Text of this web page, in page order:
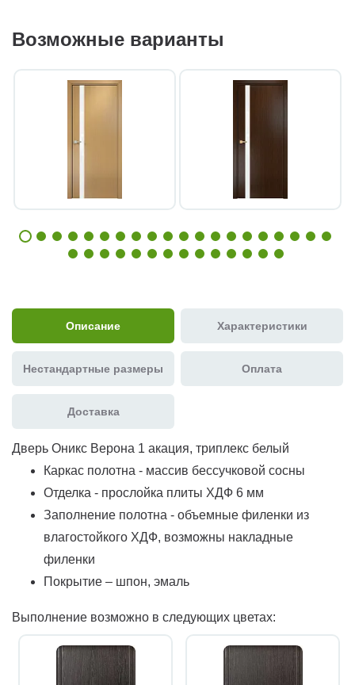
Возможные варианты
Описание Характеристики
Нестандартные размеры Оплата
Доставка
Дверь Оникс Верона 1 акация, триплекс белый
Каркас полотна - массив бессучковой сосны
Отделка - прослойка плиты ХДФ 6 мм
Заполнение полотна - объемные филенки из
влагостойкого ХДФ, возможны накладные
филенки
Покрытие – шпон, эмаль
Выполнение возможно в следующих цветах: